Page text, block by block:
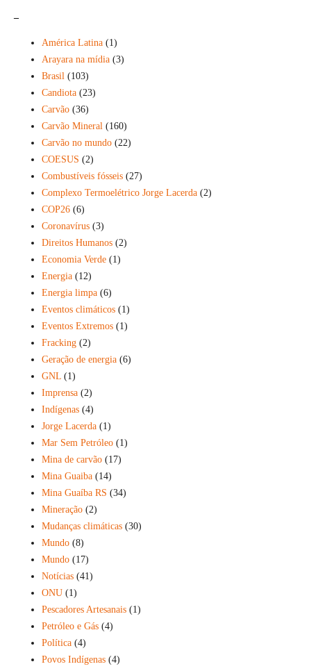
América Latina (1)
Arayara na mídia (3)
Brasil (103)
Candiota (23)
Carvão (36)
Carvão Mineral (160)
Carvão no mundo (22)
COESUS (2)
Combustíveis fósseis (27)
Complexo Termoelétrico Jorge Lacerda (2)
COP26 (6)
Coronavírus (3)
Direitos Humanos (2)
Economia Verde (1)
Energia (12)
Energia limpa (6)
Eventos climáticos (1)
Eventos Extremos (1)
Fracking (2)
Geração de energia (6)
GNL (1)
Imprensa (2)
Indígenas (4)
Jorge Lacerda (1)
Mar Sem Petróleo (1)
Mina de carvão (17)
Mina Guaiba (14)
Mina Guaíba RS (34)
Mineração (2)
Mudanças climáticas (30)
Mundo (8)
Mundo (17)
Notícias (41)
ONU (1)
Pescadores Artesanais (1)
Petróleo e Gás (4)
Política (4)
Povos Indígenas (4)